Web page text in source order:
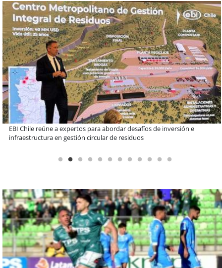
Más de 1.600 alumnos han sido parte de programa Súper Sano de
Sopraval en lo que va del año